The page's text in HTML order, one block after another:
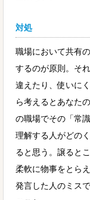
対処
職場において共有
するのが原則。そ
違えたり、使いに
ら考えるとあなた
の職場でその「常
理解する人がどの
ると思う。譲ると
柔軟に物事をとら
発言した人のミス